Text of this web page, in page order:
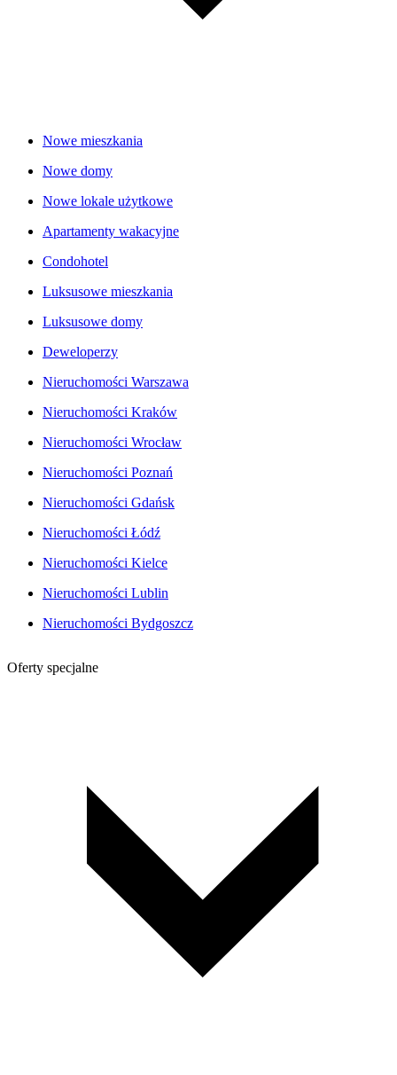
Nowe mieszkania
Nowe domy
Nowe lokale użytkowe
Apartamenty wakacyjne
Condohotel
Luksusowe mieszkania
Luksusowe domy
Deweloperzy
Nieruchomości Warszawa
Nieruchomości Kraków
Nieruchomości Wrocław
Nieruchomości Poznań
Nieruchomości Gdańsk
Nieruchomości Łódź
Nieruchomości Kielce
Nieruchomości Lublin
Nieruchomości Bydgoszcz
Oferty specjalne